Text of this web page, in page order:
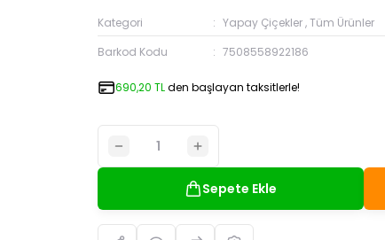
Kategori Yapay Çiçekler ,Tüm Ürünler
Barkod Kodu
7508558922186
690,20 TLden başlayan taksitlerle!
Sepete Ekle